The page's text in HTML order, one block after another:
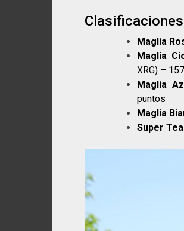
Clasificaciones
Maglia
Maglia
XRG) –
Maglia
puntos
Maglia
Super